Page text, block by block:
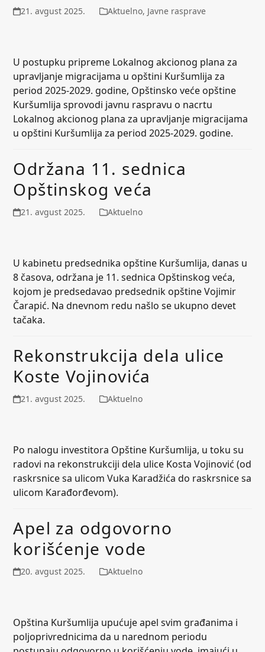
21. avgust 2025. Aktuelno, Javne rasprave
U postupku pripreme Lokalnog akcionog plana za
upravljanje migracijama u opštini Kuršumlija za
period 2025-2029. godine, Opštinsko veće opštine
Kuršumlija sprovodi javnu raspravu o nacrtu
Lokalnog akcionog plana za upravljanje migracijama
u opštini Kuršumlija za period 2025-2029. godine.
Održana 11. sednica
Opštinskog veća
21. avgust 2025. Aktuelno
U kabinetu predsednika opštine Kuršumlija, danas u
8 časova, održana je 11. sednica Opštinskog veća,
kojom je predsedavao predsednik opštine Vojimir
Čarapić. Na dnevnom redu našlo se ukupno devet
tačaka.
Rekonstrukcija dela ulice
Koste Vojinovića
21. avgust 2025. Aktuelno
Po nalogu investitora Opštine Kuršumlija, u toku su
radovi na rekonstrukciji dela ulice Kosta Vojinović (od
raskrsnice sa ulicom Vuka Karadžića do raskrsnice sa
ulicom Karađorđevom).
Apel za odgovorno
korišćenje vode
20. avgust 2025. Aktuelno
Opština Kuršumlija upućuje apel svim građanima i
poljoprivrednicima da u narednom periodu